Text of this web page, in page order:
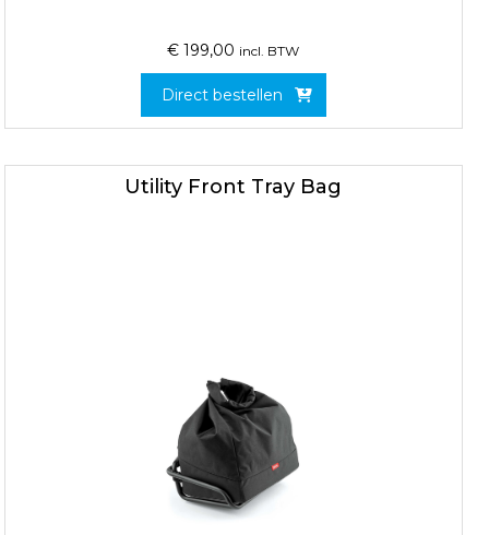
€ 199,00 incl. BTW
Direct bestellen
Utility Front Tray Bag